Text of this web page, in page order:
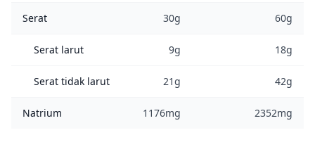
Serat 30g 60g
Serat larut 9g 18g
Serat tidak larut 21g 42g
Natrium 1176mg 2352mg